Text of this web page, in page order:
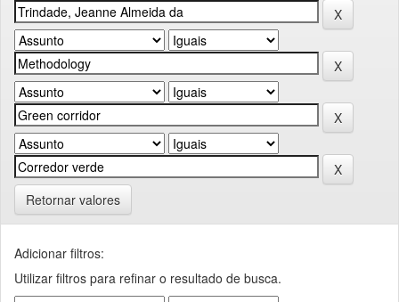
Retornar valores
Adicionar filtros:
Utilizar filtros para refinar o resultado de busca.